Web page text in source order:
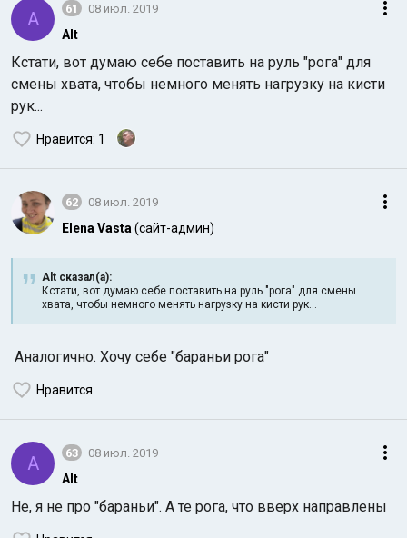
Аравийское море
A 61 08 июл. 2019
Alt
Кстати, вот думаю себе поставить на руль "рога" для
смены хвата, чтобы немного менять нагрузку на кисти
рук...
Нравится: 1
62 08 июл. 2019
Elena Vasta (сайт-админ)
Alt сказал(а):
Кстати, вот думаю себе поставить на руль "рога" для смены
хвата, чтобы немного менять нагрузку на кисти рук...
Аналогично. Хочу себе "бараньи рога"
Нравится
A 63 08 июл. 2019
Alt
Не, я не про "бараньи". А те рога, что вверх направлены